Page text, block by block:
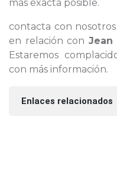
más exacta posible.
contacta con
en relación con Jean
Estaremos
con más información.
Enlaces relacionados